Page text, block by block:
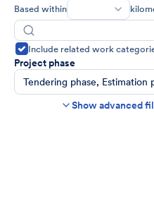
Based within
Include related work
Project phase
Tendering phase, Estimation
Construction time frame
End
Show advanced